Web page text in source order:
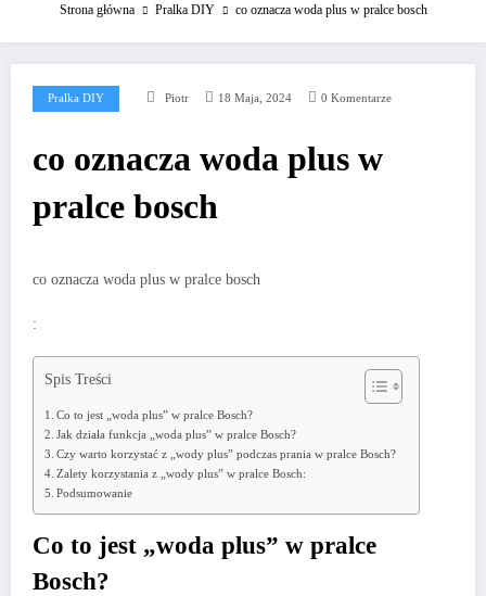
Strona główna Pralka DIY co oznacza woda plus w pralce bosch
Pralka DIY Piotr 18 Maja, 2024 0 Komentarze
co oznacza woda plus w
pralce bosch
co oznacza woda plus w pralce bosch
:
Spis Treści
Co to jest „woda plus” w pralce Bosch?
Jak działa funkcja „woda plus” w pralce Bosch?
Czy warto korzystać z „wody plus” podczas prania w pralce Bosch?
Zalety korzystania z „wody plus” w pralce Bosch:
Podsumowanie
Co to jest „woda plus” w pralce
Bosch?